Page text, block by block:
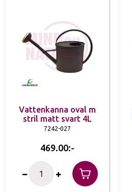
Vattenkanna oval m
stril matt svart 4L
7242-027
469.00